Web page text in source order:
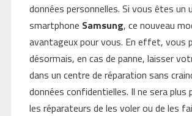
données personnelles. Si vous êtes un
smartphone Samsung, ce nouveau
avantageux pour vous. En effet, vous
désormais, en cas de panne, laisser
dans un centre de réparation sans
données confidentielles. Il ne sera plus
les réparateurs de les voler ou de les